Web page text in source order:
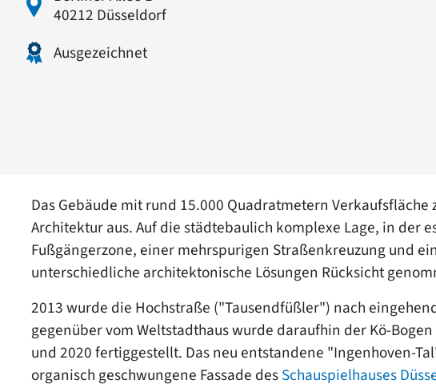
40212 Düsseldorf
Ausgezeichnet
Das Gebäude mit rund 15.000 Quadratmetern
Architektur aus. Auf die städtebaulich komplexe Lage, in der
Fußgängerzone, einer mehrspurigen Straßenkreuzung und
unterschiedliche architektonische Lösungen Rücksicht
2013 wurde die Hochstraße ("Tausendfüßler") nach
gegenüber vom Weltstadthaus wurde daraufhin der Kö-
und 2020 fertiggestellt. Das neu entstandene "Ingenhoven-
organisch geschwungene Fassade desSchauspielhauses